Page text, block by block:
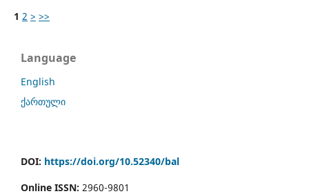
1 2 > >>
Language
English
ქართული
DOI: https://doi.org/10.52340/bal
Online ISSN: 2960-9801